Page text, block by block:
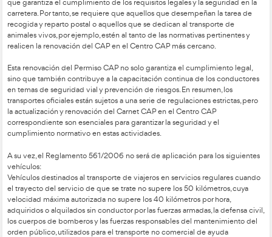
máxima autorizada de los vehículos, incluido cualquier
semirremolque, sea superior a 2,5 toneladas.
El Real Decreto 640/2007 establece las siguientes
obligatoriedad de las normas sobre tiempos de conducción
uso del tacógrafo en el transporte por
carretera.
Los transportes oficiales abarcan una amplia gama de
incluyen la recogida y entrega de envíos postales, la
esenciales como alcantarillado, abastecimiento de agua y
masa máxima autorizada del vehículo y el radio de
centro de explotación de la empresa.
Además, es fundamental destacar que para los conductores
estos transportes, la renovación y actualización del Carnet
que garantiza el cumplimiento de los requisitos legales y la